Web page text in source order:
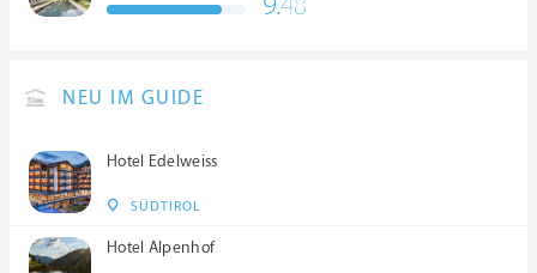
NEU IM GUIDE
Hotel Edelweiss
SÜDTIROL
Hotel Alpenhof